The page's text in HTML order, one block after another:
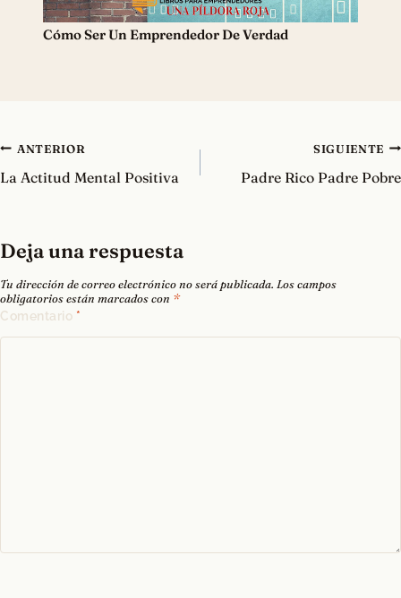
Cómo Ser Un Emprendedor De Verdad
Navegación
de
ANTERIOR
La Actitud Mental Positiva
SIGUIENTE
Padre Rico Padre Pobre
Deja una respuesta
Tu dirección de correo electrónico no será publicada. Los campos
obligatorios están marcados con *
Comentario *